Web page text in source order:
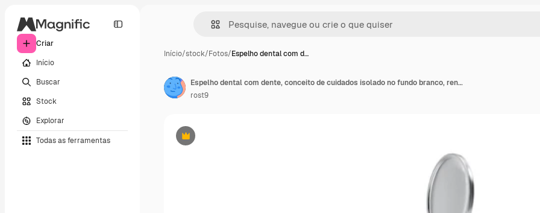
Criar
Início
Buscar
Stock
Explorar
Todas as ferramentas
Início/stock/Fotos/Espelho dental com d…
Premium
Espelho dental com dente, conceito de cuidados isolado no fundo branco, renderização em 3d
rost9